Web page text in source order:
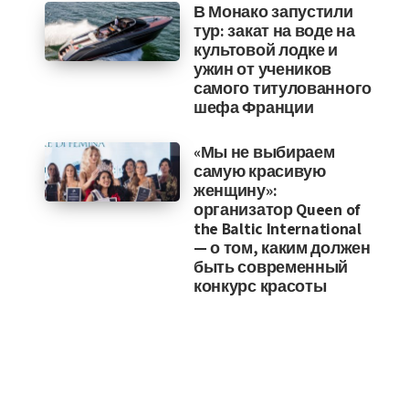
В Монако запустили
тур: закат на воде на
культовой лодке и
ужин от учеников
самого титулованного
шефа Франции
«Мы не выбираем
самую красивую
женщину»:
организатор Queen of
the Baltic International
— о том, каким должен
быть современный
конкурс красоты